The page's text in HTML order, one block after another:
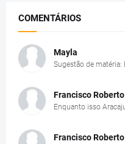
COMENTÁRIOS
Mayla
Sugestão de matéria:
Francisco Roberto
Enquanto isso
Francisco Roberto